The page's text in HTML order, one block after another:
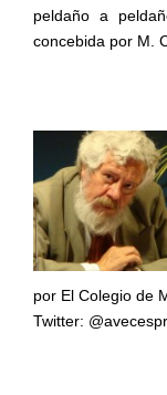
peldaño a
concebida por M.
por El Colegio de
Twitter: